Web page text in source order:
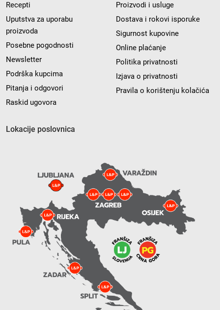
Recepti
Uputstva za uporabu
proizvoda
Posebne pogodnosti
Newsletter
Podrška kupcima
Pitanja i odgovori
Raskid ugovora
Proizvodi i usluge
Dostava i rokovi isporuke
Sigurnost kupovine
Online plaćanje
Politika privatnosti
Izjava o privatnosti
Pravila o korištenju kolačića
Lokacije poslovnica